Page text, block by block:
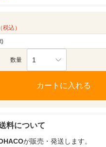
（税込）
数量 1
カートに入れる
料について
が販売・発送します。